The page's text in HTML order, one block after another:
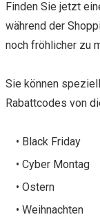
Finden Sie jetzt
während der
noch fröhlicher zu
Sie können
Rabattcodes von
• Black Friday
• Cyber Montag
• Ostern
• Weihnachten